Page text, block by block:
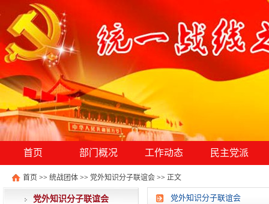
首页 部门概况 工作动态 民主党派
首页 >> 统战团体 >> 党外知识分子联谊会 >> 正文
党外知识分子联谊会 党外知识分子联谊会